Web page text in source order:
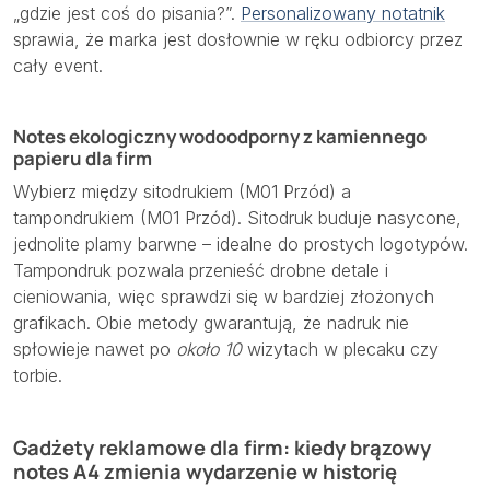
„gdzie jest coś do pisania?”. Personalizowany notatnik
sprawia, że marka jest dosłownie w ręku odbiorcy przez
cały event.
Notes ekologiczny wodoodporny z kamiennego
papieru dla firm
Wybierz między sitodrukiem (M01 Przód) a
tampondrukiem (M01 Przód). Sitodruk buduje nasycone,
jednolite plamy barwne – idealne do prostych logotypów.
Tampondruk pozwala przenieść drobne detale i
cieniowania, więc sprawdzi się w bardziej złożonych
grafikach. Obie metody gwarantują, że nadruk nie
spłowieje nawet po około 10wizytach w plecaku czy
torbie.
Gadżety reklamowe dla firm: kiedy brązowy
notes A4 zmienia wydarzenie w historię